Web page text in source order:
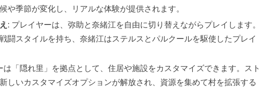
や季節が変化し、リアルな体験が提供されます。
: プレイヤーは、弥助と奈緒江を自由に切り替えながらプレイします。
闘スタイルを持ち、奈緒江はステルスとパルクールを駆使したプレイ
は「隠れ里」を拠点として、住居や施設をカスタマイズできます。スト
しいカスタマイズオプションが解放され、資源を集めて村を拡張する